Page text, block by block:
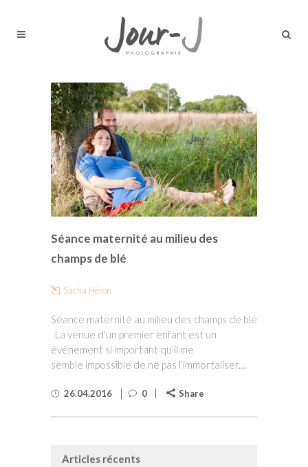
Séance maternité au milieu des
champs de blé
Sacha Héron
Séance maternité au milieu des champs de blé
La venue d'un premier enfant est un
événement si important qu’il me
semble impossible de ne pas l’immortaliser....
26.04.2016 0 Share
Articles récents